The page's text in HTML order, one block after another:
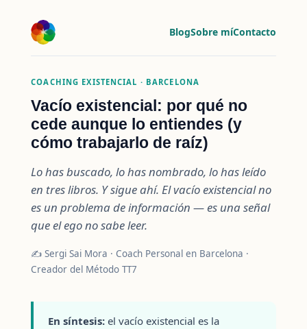
BlogSobre míContacto
COACHING EXISTENCIAL · BARCELONA
Vacío existencial: por qué no
cede aunque lo entiendes (y
cómo trabajarlo de raíz)
Lo has buscado, lo has nombrado, lo has leído
en tres libros. Y sigue ahí. El vacío existencial no
es un problema de información — es una señal
que el ego no sabe leer.
✍️ Sergi Sai Mora · Coach Personal en Barcelona ·
Creador del Método TT7
En síntesis:el vacío existencial es la